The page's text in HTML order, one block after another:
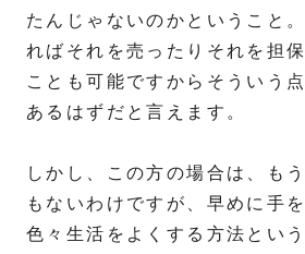
たんじゃないのかということ
ればそれを売ったりそれを担
ことも可能ですからそういう
あるはずだと言えます。
しかし、この方の場合は、も
もないわけですが、早めに手
色々生活をよくする方法とい